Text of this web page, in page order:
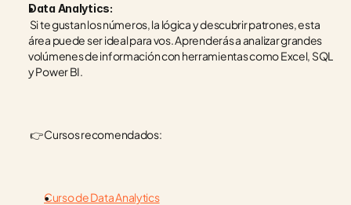
Data Analytics:
área puede ser ideal para vos. Aprenderás a analizar grandes
volúmenes de información con herramientas como Excel, SQL
y Power BI.
👉 Cursos recomendados:
Curso de Data Analytics